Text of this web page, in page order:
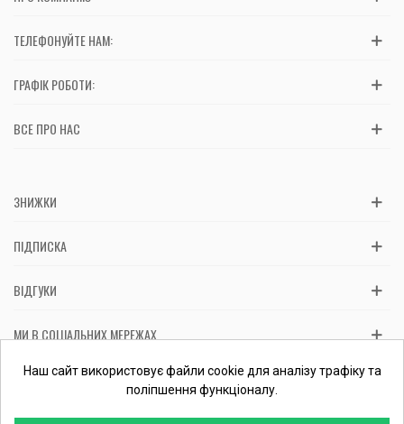
ТЕЛЕФОНУЙТЕ НАМ:
ГРАФІК РОБОТИ:
ВСЕ ПРО НАС
ЗНИЖКИ
ПІДПИСКА
ВІДГУКИ
МИ В СОЦІАЛЬНИХ МЕРЕЖАХ
Вас обслуговує: ФОП Косташ С.І., номер запису в ЄДР 2 673 000
0000 057597 від 06.01.2017.Перевірити ФОП
Наш сайт використовує файли cookie для аналізу трафіку та
поліпшення функціоналу.